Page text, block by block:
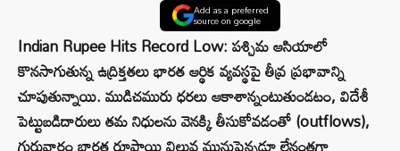
Add as a preferred
source on google
Indian Rupee Hits Record Low: పశ్చిమ ఆసియాలో
కొనసాగుతున్న ఉద్రిక్తతలు భారత ఆర్థిక వ్యవస్థపై తీవ్ర ప్రభావాన్ని
చూపుతున్నాయి. ముడిచమురు ధరలు ఆకాశాన్నంటుతుండటం, విదేశీ
పెట్టుబడిదారులు తమ నిధులను వెనక్కి తీసుకోవడంతో (outflows),